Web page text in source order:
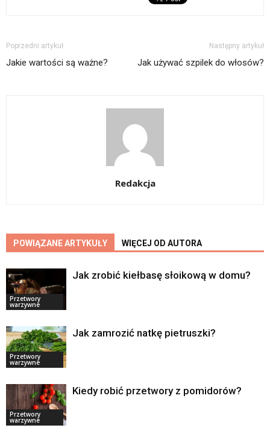
Poprzedni artykuł
Jakie wartości są ważne?
Następny artykuł
Jak używać szpilek do włosów?
Redakcja
POWIĄZANE ARTYKUŁY WIĘCEJ OD AUTORA
Przetwory
warzywne
Jak zrobić kiełbasę słoikową w domu?
Przetwory
warzywne
Jak zamrozić natkę pietruszki?
Przetwory
warzywne
Kiedy robić przetwory z pomidorów?